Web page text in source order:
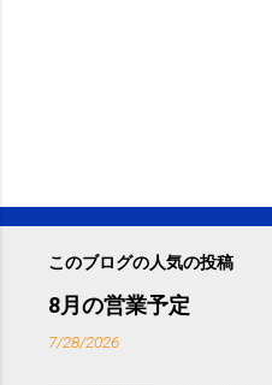
このブログの人気の投稿
8月の営業予定
7/28/2026